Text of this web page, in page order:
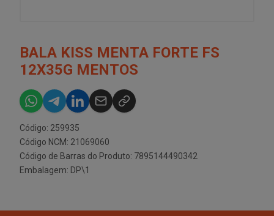
BALA KISS MENTA FORTE FS
12X35G MENTOS
Código: 259935
Código NCM: 21069060
Código de Barras do Produto: 7895144490342
Embalagem: DP\1